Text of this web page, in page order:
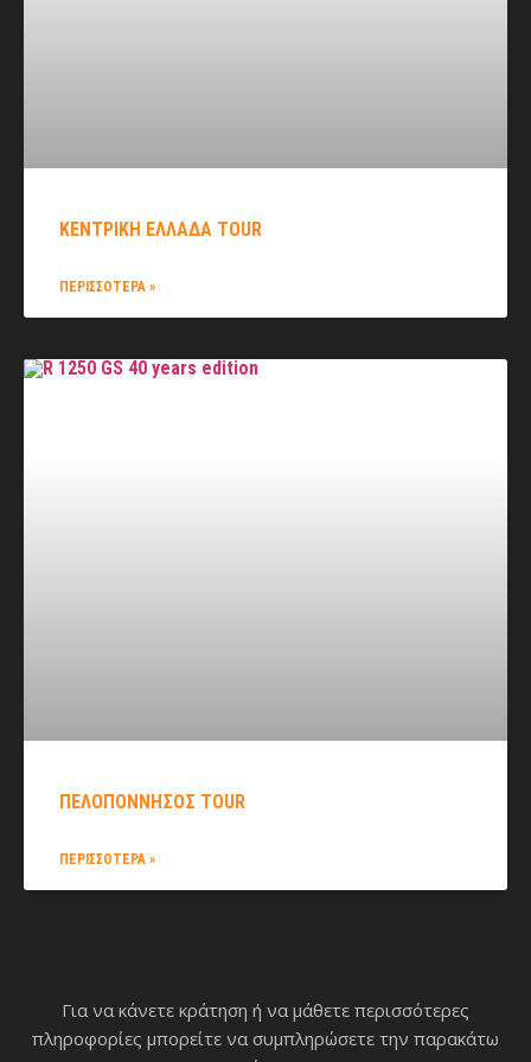
ΚΕΝΤΡΙΚΉ ΕΛΛΆΔΑ TOUR
ΠΕΡΙΣΣΟΤΕΡΑ »
ΠΕΛΟΠΌΝΝΗΣΟΣ TOUR
ΠΕΡΙΣΣΟΤΕΡΑ »
Για να κάνετε κράτηση ή να μάθετε περισσότερες
πληροφορίες μπορείτε να συμπληρώσετε την παρακάτω